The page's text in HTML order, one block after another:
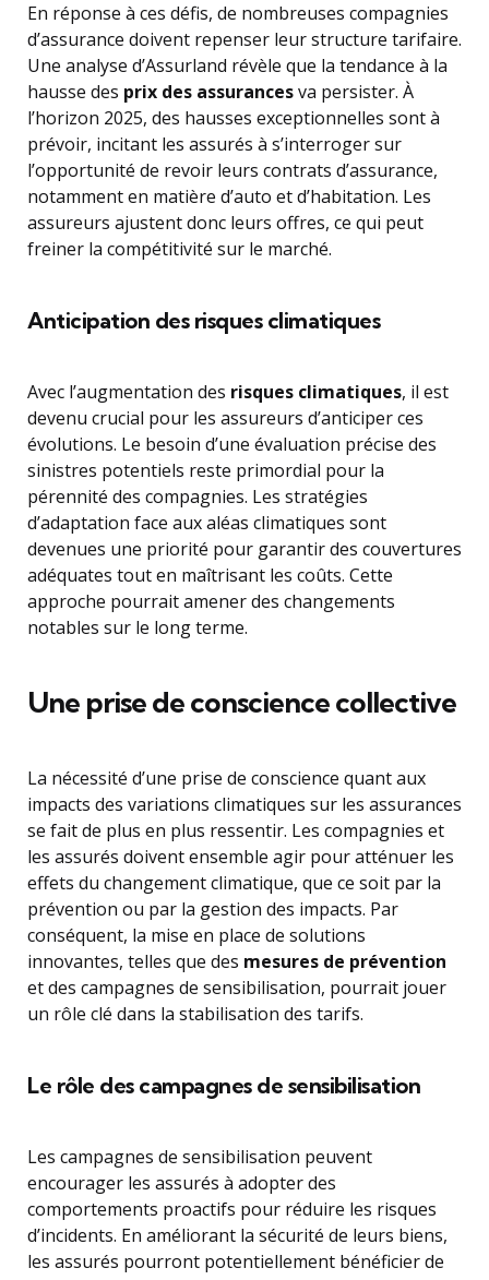
En réponse à ces défis, de nombreuses compagnies
d’assurance doivent repenser leur structure tarifaire.
Une analyse d’Assurland révèle que la tendance à la
hausse des prix des assurancesva persister. À
l’horizon 2025, des hausses exceptionnelles sont à
prévoir, incitant les assurés à s’interroger sur
l’opportunité de revoir leurs contrats d’assurance,
notamment en matière d’auto et d’habitation. Les
assureurs ajustent donc leurs offres, ce qui peut
freiner la compétitivité sur le marché.
Anticipation des risques climatiques
Avec l’augmentation des risques climatiques, il est
devenu crucial pour les assureurs d’anticiper ces
évolutions. Le besoin d’une évaluation précise des
sinistres potentiels reste primordial pour la
pérennité des compagnies. Les stratégies
d’adaptation face aux aléas climatiques sont
devenues une priorité pour garantir des couvertures
adéquates tout en maîtrisant les coûts. Cette
approche pourrait amener des changements
notables sur le long terme.
Une prise de conscience collective
La nécessité d’une prise de conscience quant aux
impacts des variations climatiques sur les assurances
se fait de plus en plus ressentir. Les compagnies et
les assurés doivent ensemble agir pour atténuer les
effets du changement climatique, que ce soit par la
prévention ou par la gestion des impacts. Par
conséquent, la mise en place de solutions
innovantes, telles que des mesures de prévention
et des campagnes de sensibilisation, pourrait jouer
un rôle clé dans la stabilisation des tarifs.
Le rôle des campagnes de sensibilisation
Les campagnes de sensibilisation peuvent
encourager les assurés à adopter des
comportements proactifs pour réduire les risques
d’incidents. En améliorant la sécurité de leurs biens,
les assurés pourront potentiellement bénéficier de